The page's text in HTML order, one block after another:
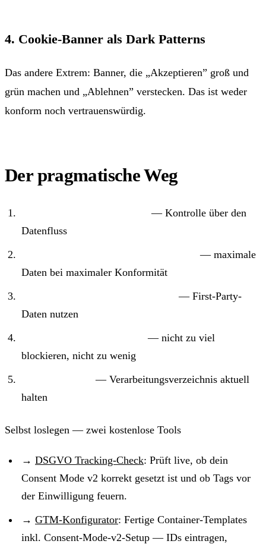
4. Cookie-Banner als Dark Patterns
Das andere Extrem: Banner, die „Akzeptieren” groß und
grün machen und „Ablehnen” verstecken. Das ist weder
konform noch vertrauenswürdig.
Der pragmatische Weg
— Kontrolle über den
Datenfluss
— maximale
Daten bei maximaler Konformität
— First-Party-
Daten nutzen
— nicht zu viel
blockieren, nicht zu wenig
— Verarbeitungsverzeichnis aktuell
halten
Selbst loslegen — zwei kostenlose Tools
→ DSGVO Tracking-Check: Prüft live, ob dein
Consent Mode v2 korrekt gesetzt ist und ob Tags vor
der Einwilligung feuern.
→ GTM-Konfigurator: Fertige Container-Templates
inkl. Consent-Mode-v2-Setup — IDs eintragen,